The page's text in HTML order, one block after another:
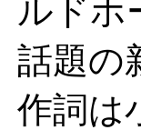
ルドホ
話題の
作詞は